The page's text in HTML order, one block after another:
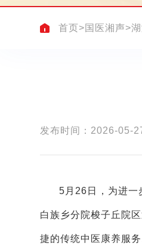
首页> 国医湘声>
发布时间：2026-05-
5月26日，为进一
白族乡分院梭子丘院
捷的传统中医康养服务